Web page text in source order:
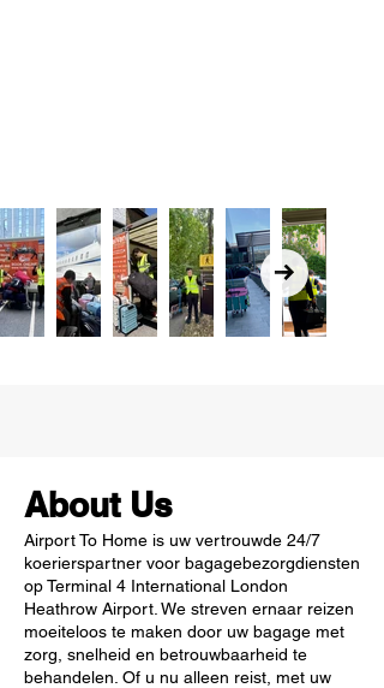
About Us
Airport To Home is uw vertrouwde 24/7
koerierspartner voor bagagebezorgdiensten
op Terminal 4 International London
Heathrow Airport. We streven ernaar reizen
moeiteloos te maken door uw bagage met
zorg, snelheid en betrouwbaarheid te
behandelen. Of u nu alleen reist, met uw